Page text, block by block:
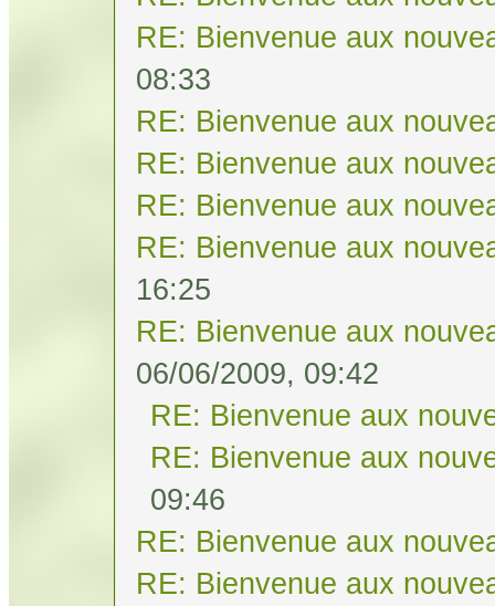
RE: Bienvenue aux
08:33
RE: Bienvenue aux
RE: Bienvenue aux
RE: Bienvenue aux
RE: Bienvenue aux
16:25
RE: Bienvenue aux
06/06/2009, 09:42
RE: Bienvenue aux
RE: Bienvenue aux
09:46
RE: Bienvenue aux
RE: Bienvenue aux